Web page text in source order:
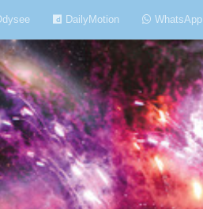
DailyMotion WhatsApp